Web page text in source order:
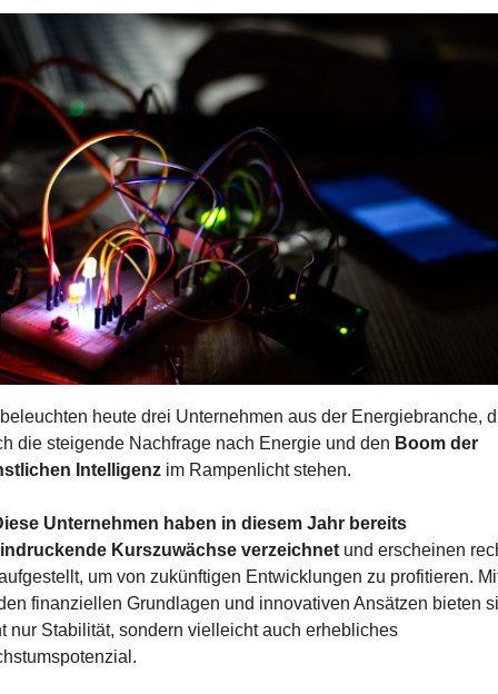
heute drei Unternehmen aus der Energiebranche,
die steigende Nachfrage nach Energie und den Boom der
Intelligenz im Rampenlicht stehen.
Unternehmen haben in diesem Jahr bereits
Kurszuwächse verzeichnet und erscheinen
um von zukünftigen Entwicklungen zu profitieren.
finanziellen Grundlagen und innovativen Ansätzen bieten
nur Stabilität, sondern vielleicht auch erhebliches